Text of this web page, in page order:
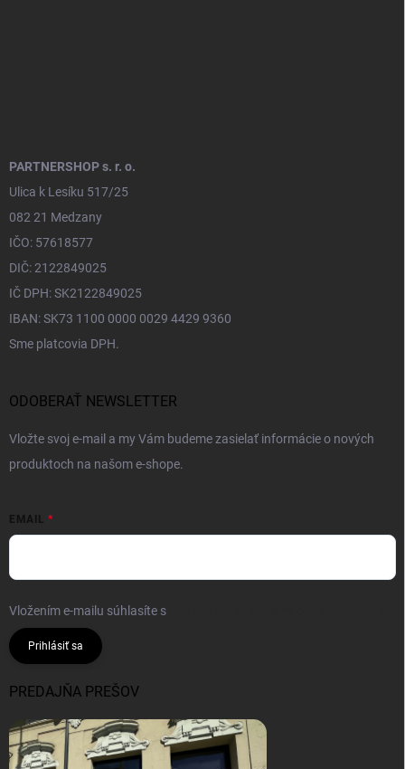
PARTNERSHOP s. r. o.
Ulica k Lesíku 517/25
082 21 Medzany
IČO: 57618577
DIČ: 2122849025
IČ DPH: SK2122849025
IBAN: SK73 1100 0000 0029 4429 9360
Sme platcovia DPH.
ODOBERAŤ NEWSLETTER
Vložte svoj e-mail a my Vám budeme zasielať informácie o nových
produktoch na našom e-shope.
EMAIL
Vložením e-mailu súhlasíte s
Prihlásiť sa
PREDAJŇA PREŠOV